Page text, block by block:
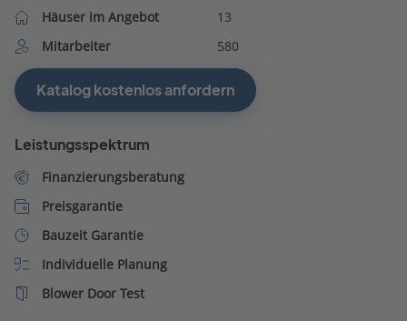
Häuser im Angebot
13
Mitarbeiter
580
Katalog kostenlos anfordern
Leistungsspektrum
Finanzierungsberatung
Preisgarantie
Bauzeit Garantie
Individuelle Planung
Blower Door Test